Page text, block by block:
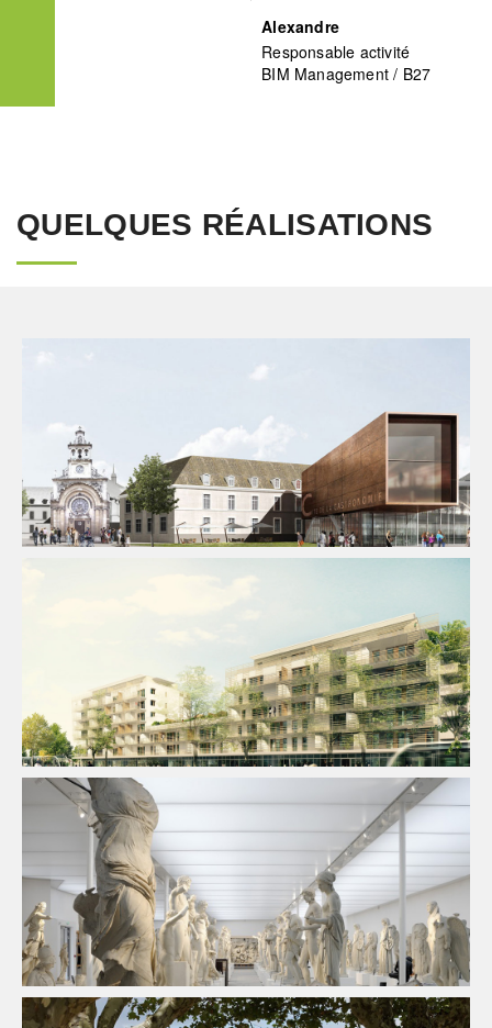
Alexandre
Responsable activité
BIM Management / B27
QUELQUES RÉALISATIONS
BIM / CIM / TIM Fluides Ingenierie TCE
Programme Mixte
Structure VRD
Ingenierie TCE Programme Mixte
Thermique
BIM / CIM / TIM Équipement Culturel Fluides
Ingenierie
TCE Pilotage D'opération / MOEX Structure VRD